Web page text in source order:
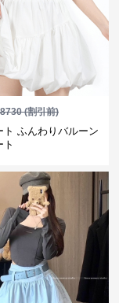
8730(割引前)
ト ふんわりバルーン
ト